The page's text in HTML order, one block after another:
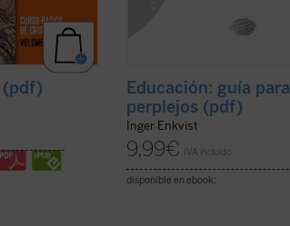
(pdf)
Educación: guía para
perplejos (pdf)
Inger Enkvist
9,99€ IVA incluido
disponible en ebook: